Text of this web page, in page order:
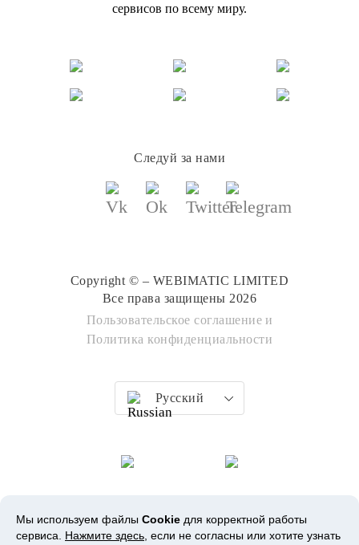
сервисов по всему миру.
Следуй за нами
Copyright © – WEBIMATIC LIMITED
Все права защищены 2026
Пользовательское соглашение и
Политика конфиденциальности
Русский
Мы используем файлы Cookie для корректной работы
сервиса. Нажмите здесь , если не согласны или хотите узнать